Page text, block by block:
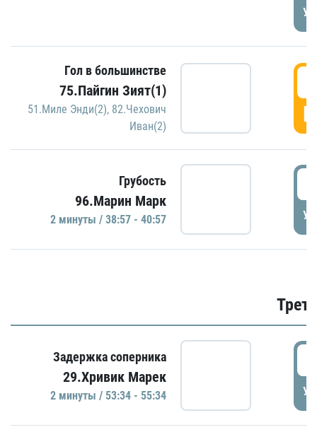
Гол в большинстве
75.Пайгин Зият(1)
51.Миле Энди(2), 82.Чехович
Иван(2)
Грубость
96.Марин Марк
2 минуты / 38:57 - 40:57
Задержка соперника
29.Хривик Марек
2 минуты / 53:34 - 55:34